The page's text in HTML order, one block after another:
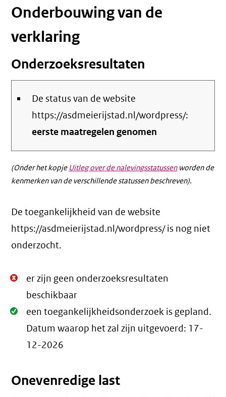
Onderbouwing van de
verklaring
Onderzoeksresultaten
De status van de website
https://asdmeierijstad.nl/wordpress/:
eerste maatregelen genomen
(Onder het kopje Uitleg over de nalevingsstatussenworden de
kenmerken van de verschillende statussen beschreven).
De toegankelijkheid van de website
https://asdmeierijstad.nl/wordpress/ is nog niet
onderzocht.
Niet
Oké.
er zijn geen onderzoeksresultaten
beschikbaar
Oké.
een toegankelijkheidsonderzoek is gepland.
Datum waarop het zal zijn uitgevoerd: 17-
12-2026
Onevenredige last